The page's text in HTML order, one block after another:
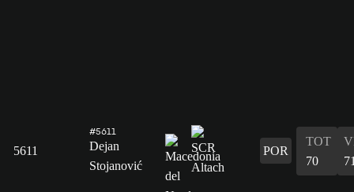
5611
#5611
Dejan
Stojanović
POR
TOT
70